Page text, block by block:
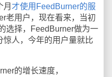
月 才使用FeedBurner的服
老用户，现在看来，当初
选择，FeedBurner做为一
人，今年的用户量就比
的增长速度，